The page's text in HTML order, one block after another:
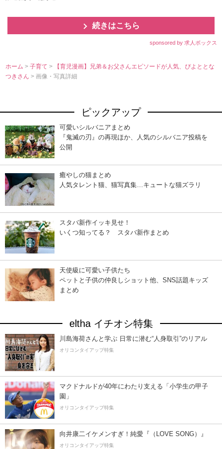
続きはこちら
sponsored by 求人ボックス
ホーム >子育て>
【育児漫画】兄弟＆お父さんエピソードが人気、ぴよととな
つきさん> 画像・写真詳細
ピックアップ
可愛いシルバニアまとめ
『鬼滅の刃』の再現ほか、人気のシルバニア投稿を
公開
癒やしの猫まとめ
人気タレント猫、猫写真集…キュートな猫ズラリ
スタバ新作イッキ見せ！
いくつ知ってる？ スタバ新作まとめ
天使級に可愛い子供たち
ペットと子供の仲良しショット他、SNS話題キッズ
まとめ
eltha イチオシ特集
川島海荷さんと学ぶ 日常に潜む“人身取引”のリアル
オリコンタイアップ特集
マクドナルドが40年にわたり支える「小学生の甲子
園」
オリコンタイアップ特集
向井康二イケメンすぎ！純愛『（LOVE SONG）』
オリコンタイアップ特集